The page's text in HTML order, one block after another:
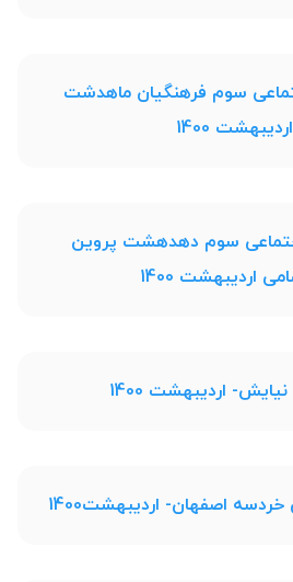
سوم فرهنگیان ماهدشت
اردیبهشت 1400
سوم دهدهشت پروین
اردیبهشت 1400
اردیبهشت 1400
اصفهان- اردیبهشت1400